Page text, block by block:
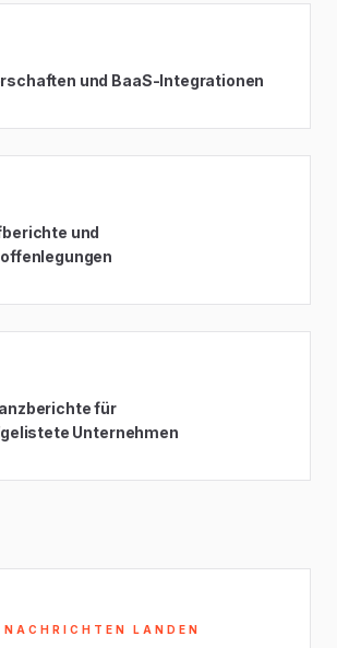
und BaaS-Integrationen
und
für
Unternehmen
NACHRICHTEN LANDEN